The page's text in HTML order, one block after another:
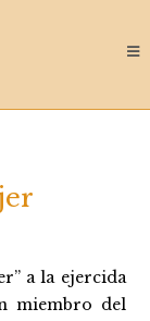
a la ejercida
miembro del